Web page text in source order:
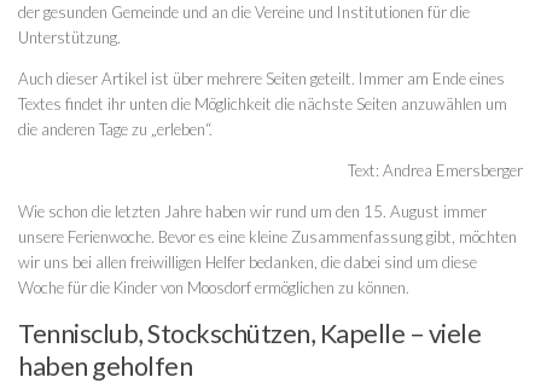
der gesunden Gemeinde und an die Vereine und Institutionen für die
Unterstützung.
Auch dieser Artikel ist über mehrere Seiten geteilt. Immer am Ende eines
Textes findet ihr unten die Möglichkeit die nächste Seiten anzuwählen um
die anderen Tage zu „erleben“.
Text: Andrea Emersberger
Wie schon die letzten Jahre haben wir rund um den 15. August immer
unsere Ferienwoche. Bevor es eine kleine Zusammenfassung gibt, möchten
wir uns bei allen freiwilligen Helfer bedanken, die dabei sind um diese
Woche für die Kinder von Moosdorf ermöglichen zu können.
Tennisclub, Stockschützen, Kapelle – viele
haben geholfen